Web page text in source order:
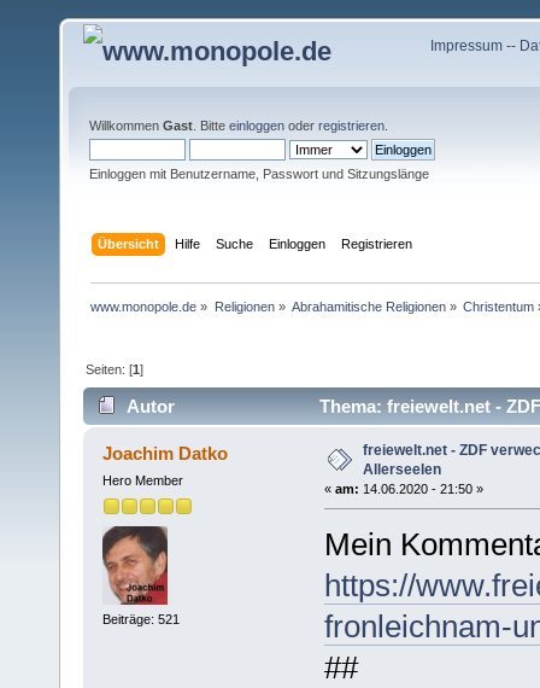
Impressum--
Willkommen Gast . Bitte einloggen oder registrieren
Einloggen mit Benutzername, Passwort und Sitzungslänge
Übersicht Hilfe Suche Einloggen Registrieren
www.monopole.de » Religionen» Abrahamitische Religionen» Christentum
Seiten: [1]
Autor Thema: freiewelt.net -
Joachim Datko
Hero Member
Beiträge: 521
freiewelt.net - ZDF
Allerseelen
« am: 14.06.2020 - 21:50 »
Mein
https://
fronleichnam-
##